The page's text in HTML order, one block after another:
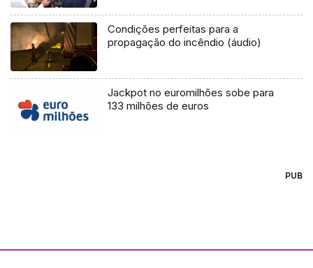
Condições perfeitas para a
propagação do incêndio (áudio)
Jackpot no euromilhões sobe para
133 milhões de euros
PUB